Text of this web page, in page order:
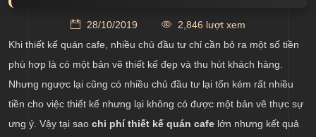
Thường xuyên thay đổi kế hoạch thiết kế quán cafe
Không thiết kế quán cafe trọn gói
Lựa chọn đơn vị thiết kế kém chuyên nghiệp
28/10/2019
2,846 lượt xem
Khi thiết kế quán cafe, nhiều chủ đầu tư chỉ cần bỏ ra một số tiền
phù hợp là có một bản vẽ thiết kế đẹp và thu hút khách hàng.
Nhưng ngược lại cũng có nhiều chủ đầu tư lại tốn kém rất nhiều
tiền cho việc thiết kế nhưng lại không có được một bản vẽ thực sự
ưng ý. Vậy tại sao chi phí thiết kế quán cafe lớn nhưng kết quả